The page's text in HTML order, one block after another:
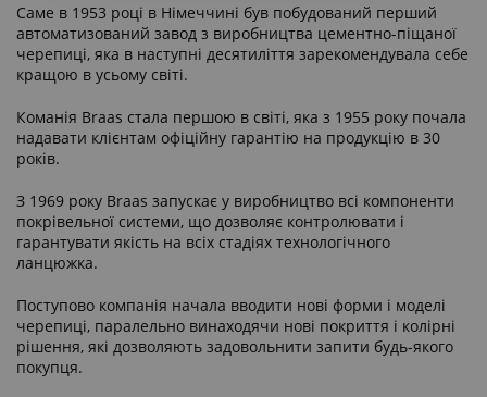
Саме в 1953 році в Німеччині був побудований перший
автоматизований завод з виробництва цементно-піщаної
черепиці, яка в наступні десятиліття зарекомендувала себе
кращою в усьому світі.
Команія Braas стала першою в світі, яка з 1955 року почала
надавати клієнтам офіційну гарантію на продукцію в 30
років.
З 1969 року Braas запускає у виробництво всі компоненти
покрівельної системи, що дозволяє контролювати і
гарантувати якість на всіх стадіях технологічного
ланцюжка.
Поступово компанія начала вводити нові форми і моделі
черепиці, паралельно винаходячи нові покриття і колірні
рішення, які дозволяють задовольнити запити будь-якого
покупця.